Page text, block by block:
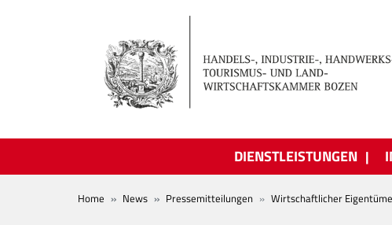
DIENSTLEISTUNGEN
BREADCRUMB
Home News Pressemitteilungen Wirtschaftlicher